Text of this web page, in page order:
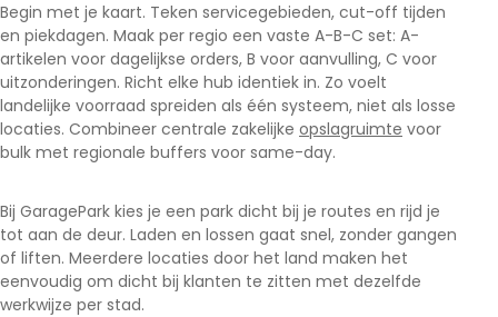
Begin met je kaart. Teken servicegebieden, cut-off tijden
en piekdagen. Maak per regio een vaste A-B-C set: A-
artikelen voor dagelijkse orders, B voor aanvulling, C voor
uitzonderingen. Richt elke hub identiek in. Zo voelt
landelijke voorraad spreiden als één systeem, niet als losse
locaties. Combineer centrale zakelijke opslagruimte voor
bulk met regionale buffers voor same-day.
Bij GaragePark kies je een park dicht bij je routes en rijd je
tot aan de deur. Laden en lossen gaat snel, zonder gangen
of liften. Meerdere locaties door het land maken het
eenvoudig om dicht bij klanten te zitten met dezelfde
werkwijze per stad.